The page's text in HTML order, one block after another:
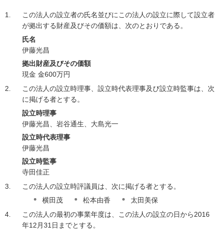
この法人の設立者の氏名並びにこの法人の設立に際して設立者
が拠出する財産及びその価額は、次のとおりである。
氏名
伊藤光昌
拠出財産及びその価額
現金 金600万円
この法人の設立時理事、設立時代表理事及び設立時監事は、次
に掲げる者とする。
設立時理事
伊藤光昌、岩谷通生、大島光一
設立時代表理事
伊藤光昌
設立時監事
寺田佳正
この法人の設立時評議員は、次に掲げる者とする。
横田茂
松本由香
太田美保
この法人の最初の事業年度は、この法人の設立の日から2016
年12月31日までとする。